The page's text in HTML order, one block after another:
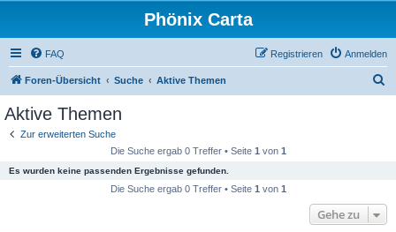
Phönix Carta
FAQ Anmelden
Registrieren
Foren-Übersicht Suche Aktive Themen
Aktive Themen
Zur erweiterten Suche
Die Suche ergab 0 Treffer • Seite 1 von 1
Es wurden keine passenden Ergebnisse gefunden.
Die Suche ergab 0 Treffer • Seite 1 von 1
Gehe zu